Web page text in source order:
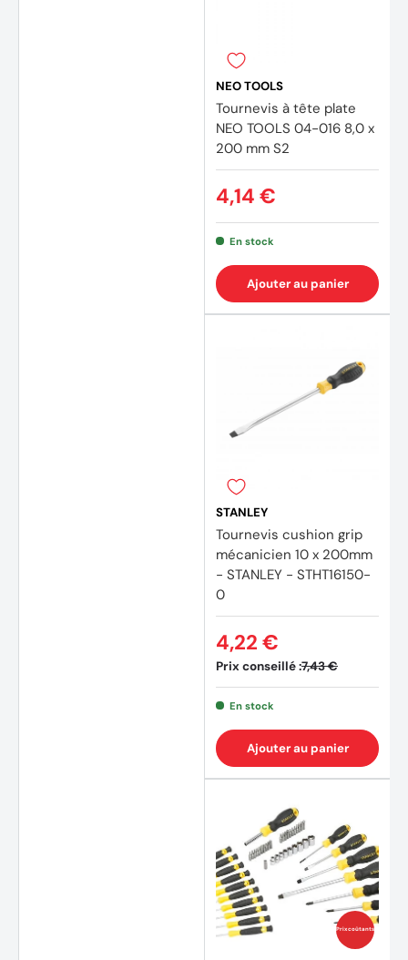
NEO TOOLS
Tournevis à tête plate
NEO TOOLS 04-016 8,0 x
200 mm S2
4,14 €
En stock
Ajouter au panier
STANLEY
Tournevis cushion grip
mécanicien 10 x 200mm
- STANLEY - STHT16150-
0
Prix conseillé :7,43 €
4,22 €
En stock
Ajouter au panier
Prix coûtants